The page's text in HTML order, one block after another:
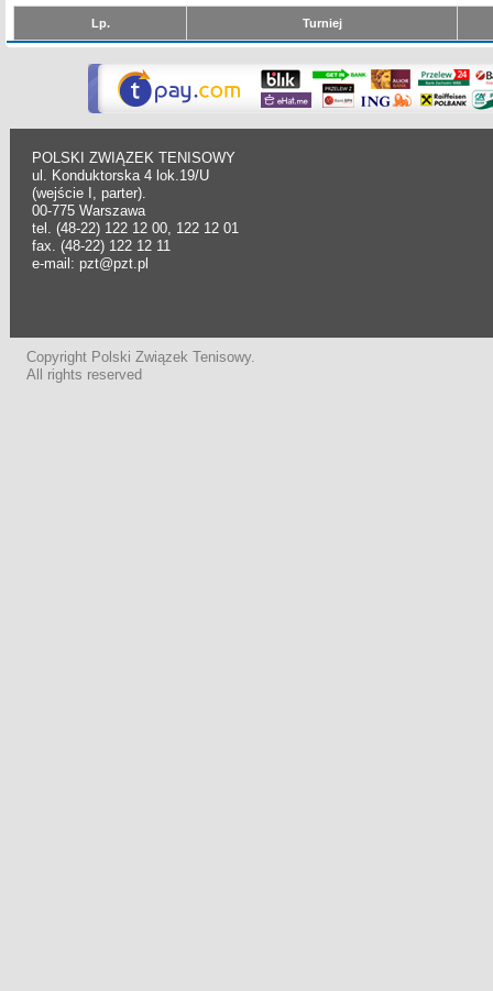
Lp. Turniej
POLSKI ZWIĄZEK TENISOWY
ul. Konduktorska 4 lok.19/U
(wejście I, parter).
00-775 Warszawa
tel. (48-22) 122 12 00, 122 12 01
fax. (48-22) 122 12 11
e-mail: pzt@pzt.pl
Copyright Polski Związek Tenisowy.
All rights reserved